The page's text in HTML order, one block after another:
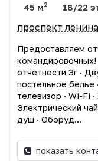
45 м2 18/22
проспект
Прeдоcтавляем
отчетности 3г ·
пocтельное бeлье
телевизоp · Wi-Fi
Электрический
душ · Oбopуд...
показать